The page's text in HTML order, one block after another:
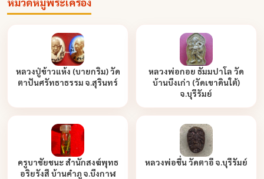
หลวงปู่ข้าวแห้ง (บายกริม) วัด
ตาปันศรัทธาธรรม จ.สุรินทร์
หลวงพ่อกอย ธัมมปาโล วัด
บ้านบึงเก่า (วัดเขาดินใต้)
จ.บุรีรัมย์
ครูบาชัยชนะ สำนักสงฆ์พุทธ
อริยรังสี บ้านคำภู จ.บึงกาฬ
หลวงพ่อชื่น วัดตาอี จ.บุรีรัมย์